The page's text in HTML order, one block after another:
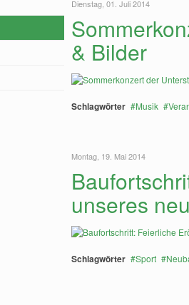
Dienstag, 01. Juli 2014
& Bilder
Schlagwörter Musik
Montag, 19. Mai 2014
unseres
Schlagwörter Sport